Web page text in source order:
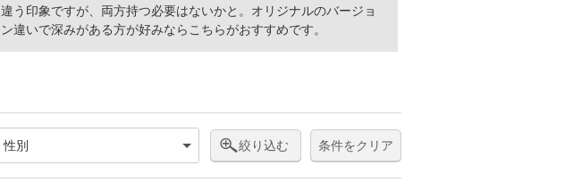
違う印象ですが、両方持つ必要はないかと。オリジナルのバージョ
ン違いで深みがある方が好みならこちらがおすすめです。
絞り込む 条件をクリア